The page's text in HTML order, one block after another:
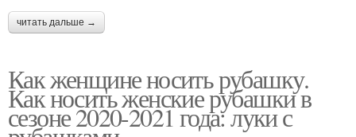
читать дальше →
Как женщине носить рубашку.
Как носить женские рубашки в
сезоне 2020-2021 года: луки с